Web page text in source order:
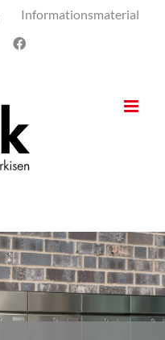
Informationsmaterial